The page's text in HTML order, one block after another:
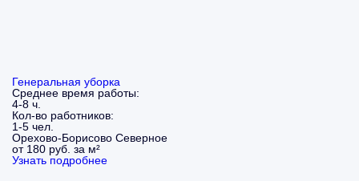
Генеральная уборка
Среднее время работы:
4-8 ч.
Кол-во работников:
1-5 чел.
Орехово-Борисово Северное
от 180 руб. за м²
Узнать подробнее